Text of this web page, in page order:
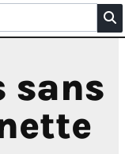
sans